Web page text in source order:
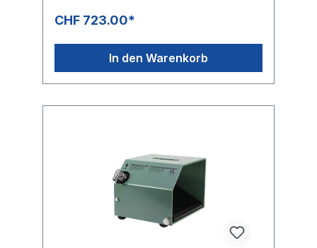
CHF 723.00*
In den Warenkorb